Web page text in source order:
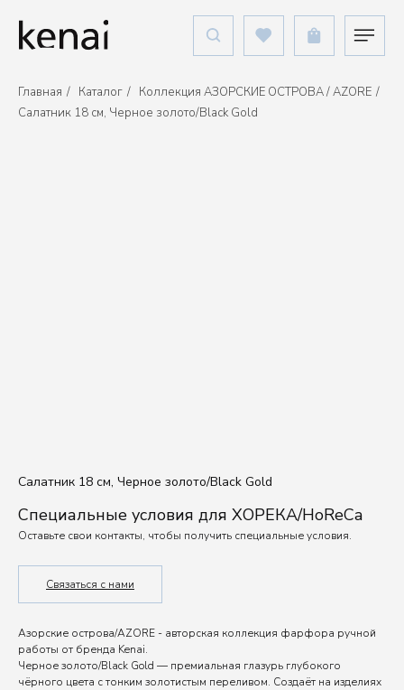
Главная / Каталог / Коллекция АЗОРСКИЕ ОСТРОВА / AZORE /
Салатник 18 см, Черное золото/Black Gold
Салатник 18 см, Черное золото/Black Gold
Специальные условия для ХОРЕКА/HoReCa
Оставьте свои контакты, чтобы получить специальные условия.
Связаться с нами
Азорские острова/AZORE - авторская коллекция фарфора ручной
работы от бренда Kenai.
Черное золото/Black Gold — премиальная глазурь глубокого
чёрного цвета с тонким золотистым переливом. Создаёт на изделиях